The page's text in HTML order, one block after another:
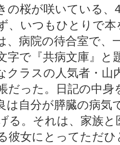
の桜が咲いている、
、いつもひとりで
、病院の待合室で、
字で『共病文庫』と
クラスの人気者・山
だった。日記の中身
は自分が膵臓の病
る。それは、家族と
彼女にとってただひ